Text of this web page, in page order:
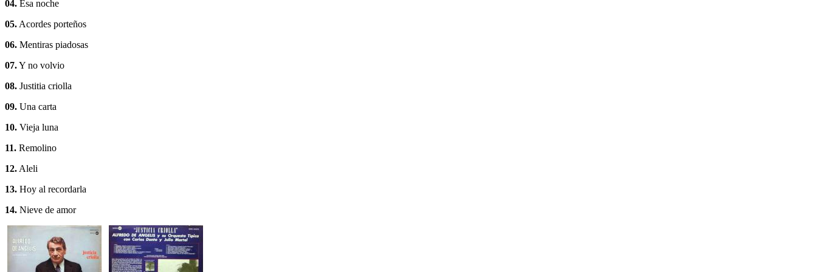
04. Esa noche
05.Acordes porteños
06. Mentiras piadosas
07.Y no volvio
08. Justitia criolla
09. Una carta
10. Vieja luna
11. Remolino
12.Aleli
13. Hoy al recordarla
14. Nieve de amor